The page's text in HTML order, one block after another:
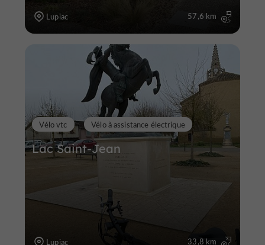
Lupiac 57,6 km
Lac Saint-Jean
Vélo vtc Vélo à assistance électrique
Lupiac 33,8 km